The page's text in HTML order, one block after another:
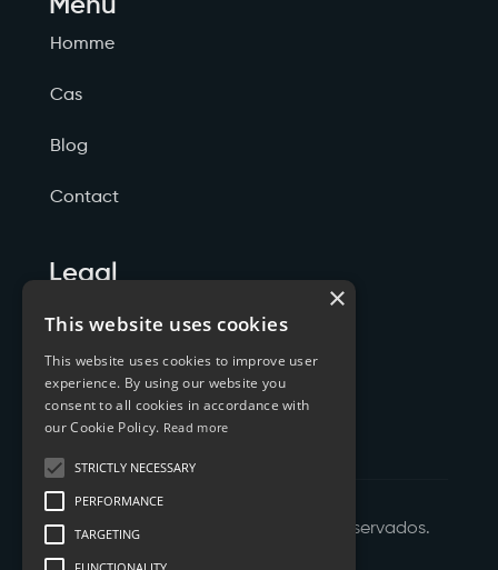
Menu
Homme
Cas
Blog
Contact
Legal
Termos de Serviço
Cookies
©2026XTYL - Todos os Direitos Reservados.
×
This website uses cookies
This website uses cookies to improve user
experience. By using our website you
consent to all cookies in accordance with
our Cookie Policy. Read more
STRICTLY NECESSARY
PERFORMANCE
TARGETING